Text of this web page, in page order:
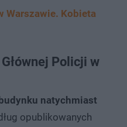
Warszawie. Kobieta
Policji w
natychmiast
opublikowanych